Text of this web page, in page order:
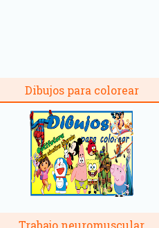
Dibujos para colorear
Trabajo neuromuscular